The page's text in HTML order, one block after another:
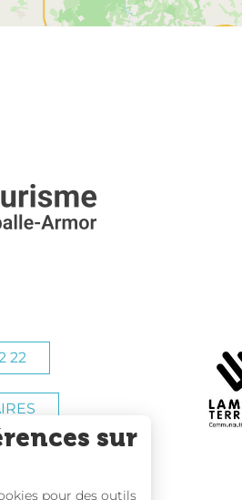
22
sur
pour des outils